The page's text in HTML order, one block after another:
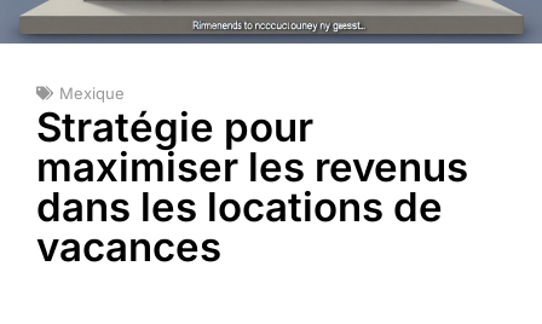
Mexique
Stratégie pour
maximiser les revenus
dans les locations de
vacances